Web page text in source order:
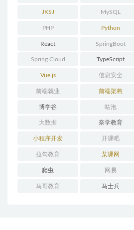
体系课
JKSJ MySQL
PHP Python
React SpringBoot
Spring Cloud
Alibaba
TypeScript
Vue.js 信息安全
前端就业 前端架构
博学谷 咕泡
大数据 奈学教育
小程序开发 开课吧
拉勾教育 某课网
爬虫 网易
马哥教育 马士兵